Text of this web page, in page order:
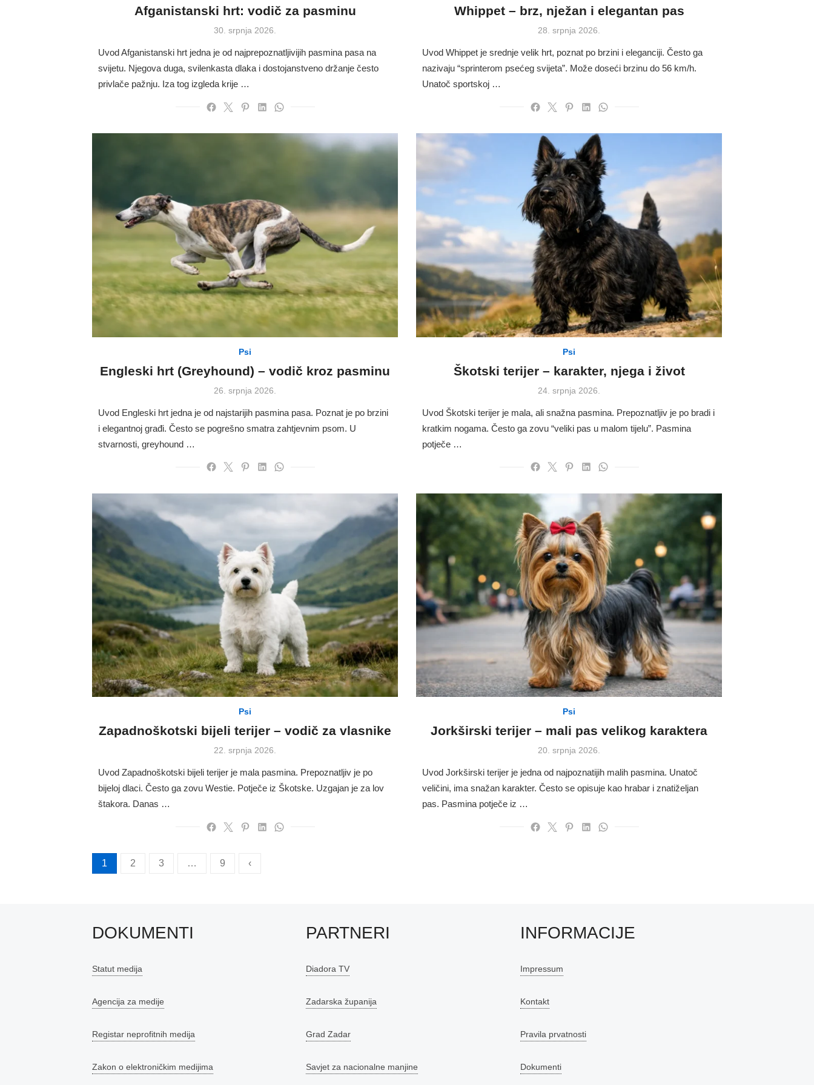
Afganistanski hrt: vodič za pasminu
Posted
30. srpnja 2026.
Uvod Afganistanski hrt jedna je od najprepoznatljivijih pasmina pasa na
svijetu. Njegova duga, svilenkasta dlaka i dostojanstveno držanje često
privlače pažnju. Iza tog izgleda krije …
Whippet – brz, nježan i elegantan pas
Posted
28. srpnja 2026.
Uvod Whippet je srednje velik hrt, poznat po brzini i eleganciji. Često ga
nazivaju “sprinterom psećeg svijeta”. Može doseći brzinu do 56 km/h.
Unatoč sportskoj …
Psi
Engleski hrt (Greyhound) – vodič kroz pasminu
Posted
26. srpnja 2026.
Uvod Engleski hrt jedna je od najstarijih pasmina pasa. Poznat je po brzini
i elegantnoj građi. Često se pogrešno smatra zahtjevnim psom. U
stvarnosti, greyhound …
Psi
Škotski terijer – karakter, njega i život
Posted
24. srpnja 2026.
Uvod Škotski terijer je mala, ali snažna pasmina. Prepoznatljiv je po bradi i
kratkim nogama. Često ga zovu “veliki pas u malom tijelu”. Pasmina
potječe …
Psi
Zapadnoškotski bijeli terijer – vodič za vlasnike
Posted
22. srpnja 2026.
Uvod Zapadnoškotski bijeli terijer je mala pasmina. Prepoznatljiv je po
bijeloj dlaci. Često ga zovu Westie. Potječe iz Škotske. Uzgajan je za lov
štakora. Danas …
Psi
Jorkširski terijer – mali pas velikog karaktera
Posted
20. srpnja 2026.
Uvod Jorkširski terijer je jedna od najpoznatijih malih pasmina. Unatoč
veličini, ima snažan karakter. Često se opisuje kao hrabar i znatiželjan
pas. Pasmina potječe iz …
Brojevi
1 2 3 … 9 ‹
DOKUMENTI
Statut medija
Agencija za medije
Registar neprofitnih medija
Zakon o elektroničkim medijima
PARTNERI
Diadora TV
Zadarska županija
Grad Zadar
Savjet za nacionalne manjine
INFORMACIJE
Impressum
Kontakt
Pravila prvatnosti
Dokumenti